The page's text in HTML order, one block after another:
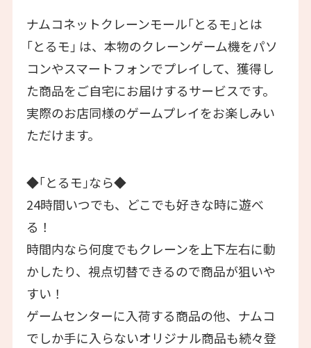
ナムコネットクレーンモール｢とるモ｣とは
｢とるモ｣ は、本物のクレーンゲーム機をパソ
コンやスマートフォンでプレイして、獲得し
た商品をご自宅にお届けするサービスです。
実際のお店同様のゲームプレイをお楽しみい
ただけます。
◆｢とるモ｣なら◆
24時間いつでも、どこでも好きな時に遊べ
る！
時間内なら何度でもクレーンを上下左右に動
かしたり、視点切替できるので商品が狙いや
すい！
ゲームセンターに入荷する商品の他、ナムコ
でしか手に入らないオリジナル商品も続々登